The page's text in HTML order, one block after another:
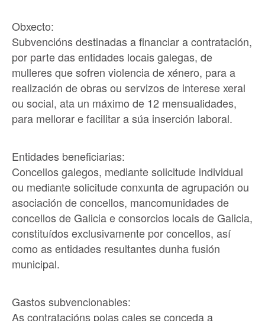
Obxecto:
Subvencións destinadas a financiar a contratación,
por parte das entidades locais galegas, de
mulleres que sofren violencia de xénero, para a
realización de obras ou servizos de interese xeral
ou social, ata un máximo de 12 mensualidades,
para mellorar e facilitar a súa inserción laboral.
Entidades beneficiarias:
Concellos galegos, mediante solicitude individual
ou mediante solicitude conxunta de agrupación ou
asociación de concellos, mancomunidades de
concellos de Galicia e consorcios locais de Galicia,
constituídos exclusivamente por concellos, así
como as entidades resultantes dunha fusión
municipal.
Gastos subvencionables:
As contratacións polas cales se conceda a